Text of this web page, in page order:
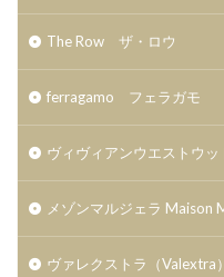
The Row ザ・ロウ
ferragamo フェラガモ
ヴィヴィアンウエストウ
メゾンマルジェラ Maison
ヴァレクストラ（Valextra）